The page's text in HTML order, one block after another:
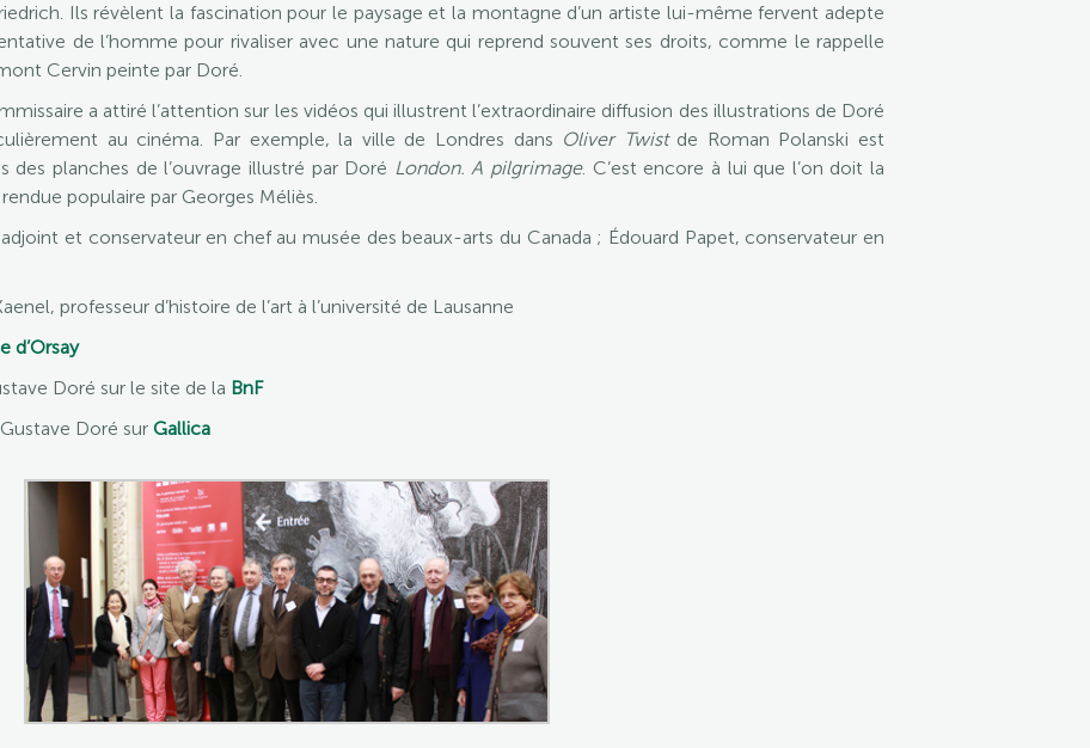
Ils révèlent la fascination pour le paysage et la montagne d’un artiste lui-même fervent adepte
de l’homme pour rivaliser avec une nature qui reprend souvent ses droits, comme le rappelle
Cervin peinte par Doré.
a attiré l’attention sur les vidéos qui illustrent l’extraordinaire diffusion des illustrations de Doré
au cinéma. Par exemple, la ville de Londres dans Oliver Twistde Roman Polanski est
planches de l’ouvrage illustré par Doré London. A pilgrimage. C’est encore à lui que l’on doit la
populaire par Georges Méliès.
et conservateur en chef au musée des beaux-arts du Canada ; Édouard Papet, conservateur en
professeur d’histoire de l’art à l’université de Lausanne
d’Orsay
Doré sur le site de la BnF
Doré sur Gallica